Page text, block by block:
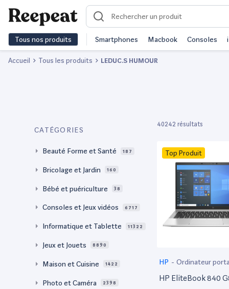
Tous nos produits Smartphones Macbook Consoles
Accueil Tous les produits LEDUC.S HUMOUR
CATÉGORIES
Beauté Forme et Santé 187
Bricolage et Jardin 160
Bébé et puériculture 38
Consoles et Jeux vidéos 6717
Informatique et Tablette 11322
Jeux et Jouets 8890
Maison et Cuisine 1422
Photo et Caméra 2398
40242 résultats
Top Produit
HP - Ordinateur
HP EliteBook 840